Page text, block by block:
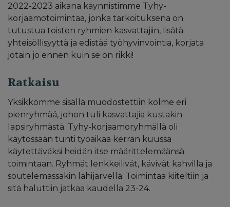
2022-2023 aikana käynnistimme Tyhy-
korjaamotoimintaa, jonka tarkoituksena on
tutustua toisten ryhmien kasvattajiin, lisätä
yhteisöllisyyttä ja edistää työhyvinvointia, korjata
jotain jo ennen kuin se on rikki!
Ratkaisu
Yksikkömme sisällä muodostettiin kolme eri
pienryhmää, johon tuli kasvattajia kustakin
lapsiryhmästä. Tyhy-korjaamoryhmällä oli
käytössään tunti työaikaa kerran kuussa
käytettäväksi heidän itse määrittelemäänsä
toimintaan. Ryhmät lenkkeilivät, kävivät kahvilla ja
soutelemassakin lähijärvellä. Toimintaa kiiteltiin ja
sitä haluttiin jatkaa kaudella 23-24.